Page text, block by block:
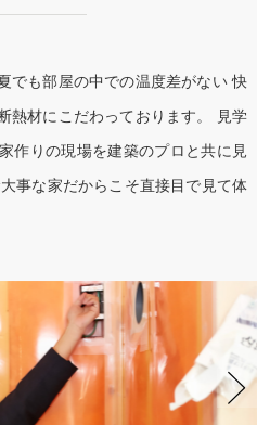
でも部屋の中での温度差がない快
熱材にこだわっております。
見学
作りの現場を建築のプロと共に見
事な家だからこそ直接目で見て体